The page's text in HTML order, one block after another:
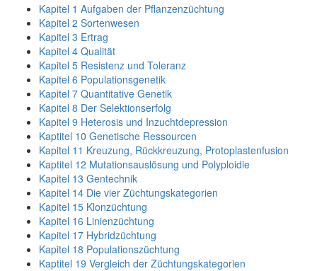
Kapitel 1 Aufgaben der Pflanzenzüchtung
Kapitel 2 Sortenwesen
Kapitel 3 Ertrag
Kapitel 4 Qualität
Kapitel 5 Resistenz und Toleranz
Kapitel 6 Populationsgenetik
Kapitel 7 Quantitative Genetik
Kapitel 8 Der Selektionserfolg
Kapitel 9 Heterosis und Inzuchtdepression
Kaptitel 10 Genetische Ressourcen
Kapitel 11 Kreuzung, Rückkreuzung, Protoplastenfusion
Kaptitel 12 Mutationsauslösung und Polyploidie
Kapitel 13 Gentechnik
Kapitel 14 Die vier Züchtungskategorien
Kapitel 15 Klonzüchtung
Kapitel 16 Linienzüchtung
Kapitel 17 Hybridzüchtung
Kapitel 18 Populationszüchtung
Kaptitel 19 Vergleich der Züchtungskategorien